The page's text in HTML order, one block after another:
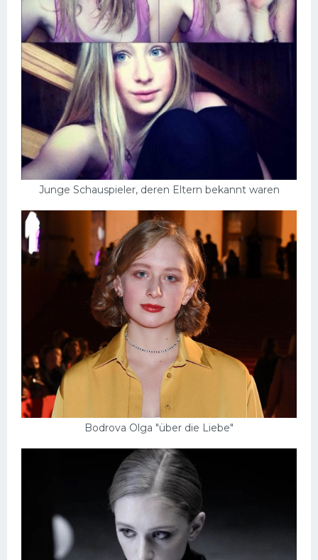
Junge Schauspieler, deren Eltern bekannt waren
Bodrova Olga "über die Liebe"